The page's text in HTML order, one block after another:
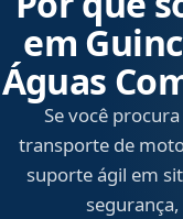
em
Águas
Se você
transporte de
suporte ágil em